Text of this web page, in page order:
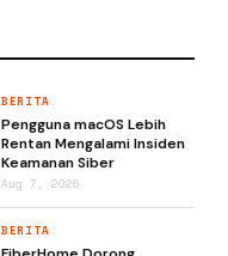
BERITA
Pengguna macOS Lebih
Rentan Mengalami Insiden
Keamanan Siber
Aug 7, 2026
BERITA